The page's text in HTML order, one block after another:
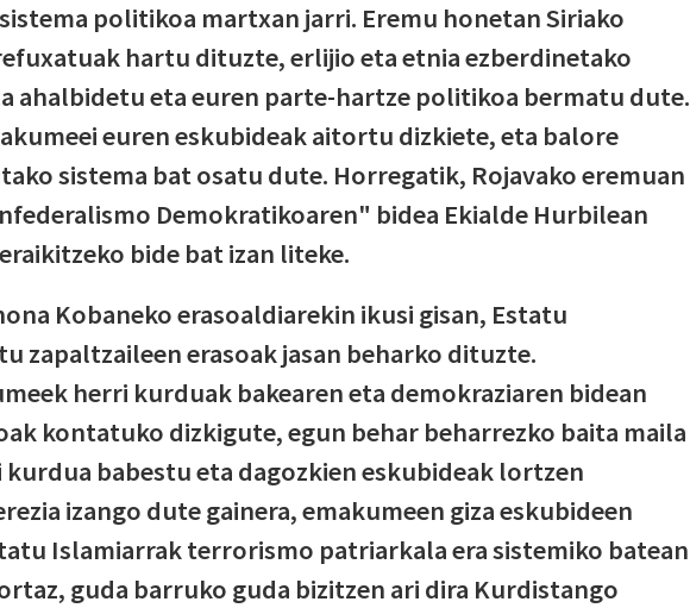
politikoa martxan jarri. Eremu honetan Siriako
hartu dituzte, erlijio eta etnia ezberdinetako
ahalbidetu eta euren parte-hartze politikoa bermatu dute.
euren eskubideak aitortu dizkiete, eta balore
sistema bat osatu dute. Horregatik, Rojavako eremuan
Demokratikoaren" bidea Ekialde Hurbilean
bide bat izan liteke.
Kobaneko erasoaldiarekin ikusi gisan, Estatu
zapaltzaileen erasoak jasan beharko dituzte.
herri kurduak bakearen eta demokraziaren bidean
kontatuko dizkigute, egun behar beharrezko baita maila
babestu eta dagozkien eskubideak lortzen
izango dute gainera, emakumeen giza eskubideen
Islamiarrak terrorismo patriarkala era sistemiko batean
guda barruko guda bizitzen ari dira Kurdistango